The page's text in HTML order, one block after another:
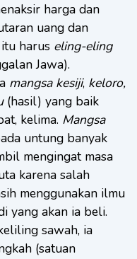
harga dan
uang dan
harus eling-eling
Jawa).
mangsa kesiji, keloro,
(hasil) yang baik
kelima. Mangsa
untung banyak
mengingat masa
karena salah
menggunakan ilmu
yang akan ia beli.
sawah, ia
(satuan